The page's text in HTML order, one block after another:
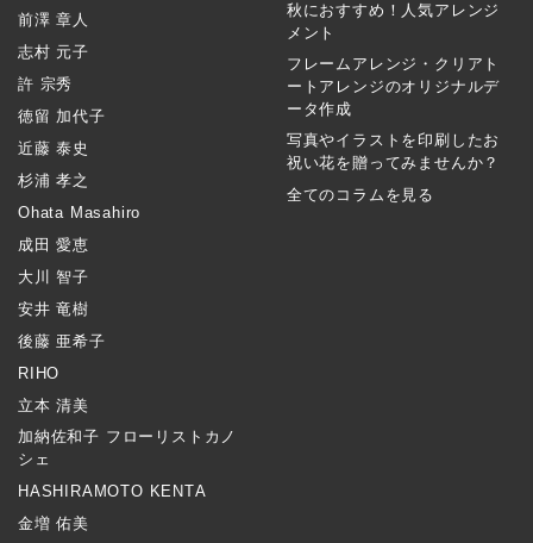
前澤 章人
志村 元子
許 宗秀
徳留 加代子
近藤 泰史
杉浦 孝之
Ohata Masahiro
成田 愛恵
大川 智子
安井 竜樹
後藤 亜希子
RIHO
立本 清美
加納佐和子 フローリストカノ
シェ
HASHIRAMOTO KENTA
金増 佑美
秋におすすめ！人気アレンジ
メント
フレームアレンジ・クリアト
ートアレンジのオリジナルデ
ータ作成
写真やイラストを印刷したお
祝い花を贈ってみませんか？
全てのコラムを見る